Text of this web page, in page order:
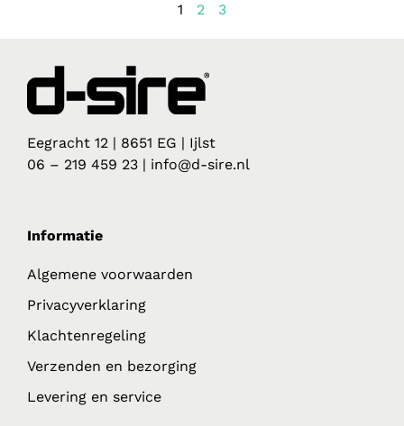
1 2 3
Eegracht 12 | 8651 EG | Ijlst
06 – 219 459 23 | info@d-sire.nl
Informatie
Algemene voorwaarden
Privacyverklaring
Klachtenregeling
Verzenden en bezorging
Levering en service